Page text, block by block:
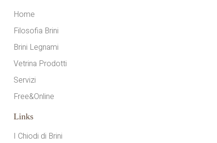
Home
Filosofia Brini
Brini Legnami
Vetrina Prodotti
Servizi
Free&Online
Links
I Chiodi di Brini